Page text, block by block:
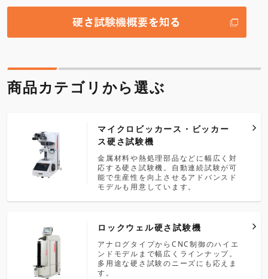
商品カテゴリから選ぶ
マイクロビッカース・ビッカー
ス硬さ試験機
金属材料や熱処理部品などに幅広く対
応する硬さ試験機。自動連続試験が可
能で生産性を向上させるアドバンスド
モデルも用意しています。
ロックウェル硬さ試験機
アナログタイプからCNC制御のハイエ
ンドモデルまで幅広くラインナップ。
多用途な硬さ試験のニーズにも応えま
す。